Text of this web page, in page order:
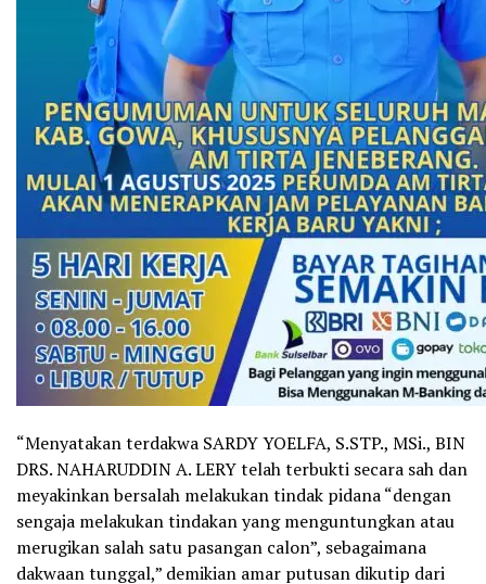
“Menyatakan terdakwa SARDY YOELFA, S.STP., MSi., BIN
DRS. NAHARUDDIN A. LERY telah terbukti secara sah dan
meyakinkan bersalah melakukan tindak pidana “dengan
sengaja melakukan tindakan yang menguntungkan atau
merugikan salah satu pasangan calon”, sebagaimana
dakwaan tunggal,” demikian amar putusan dikutip dari